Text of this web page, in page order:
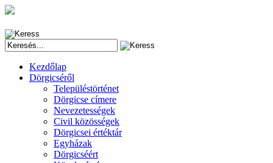
Kezdőlap
Dörgicséről
Településtörténet
Dörgicse címere
Nevezetességek
Civil közösségek
Dörgicsei értéktár
Egyházak
Dörgicséért